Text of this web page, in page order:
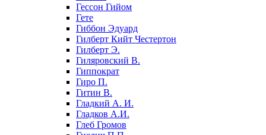
Гессон Гийом
Гете
Гиббон Эдуард
Гилберт Кийт Честертон
Гилберт Э.
Гиляровский В.
Гиппократ
Гиро П.
Гитин В.
Гладкий А. И.
Гладков А.И.
Глеб Громов